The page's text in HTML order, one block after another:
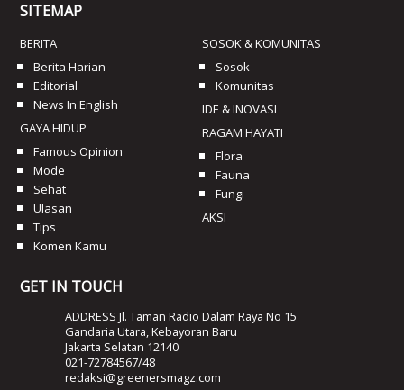
SITEMAP
BERITA
Berita Harian
Editorial
News In English
GAYA HIDUP
Famous Opinion
Mode
Sehat
Ulasan
Tips
Komen Kamu
SOSOK & KOMUNITAS
Sosok
Komunitas
IDE & INOVASI
RAGAM HAYATI
Flora
Fauna
Fungi
AKSI
GET IN TOUCH
ADDRESS Jl. Taman Radio Dalam Raya No 15
Gandaria Utara, Kebayoran Baru
Jakarta Selatan 12140
021-72784567/48
redaksi@greenersmagz.com